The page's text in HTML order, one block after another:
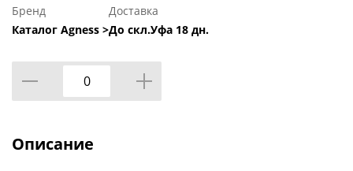
Бренд
Каталог Agness >
Доставка
До скл.Уфа 18 дн.
Описание